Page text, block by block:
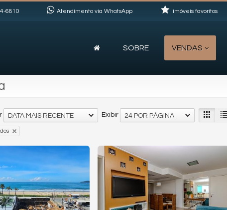
6810 Atendimento via WhatsApp imóveis favoritos
SOBRE VENDAS
Exibir 24 POR PÁGINA
DATA MAIS RECENTE